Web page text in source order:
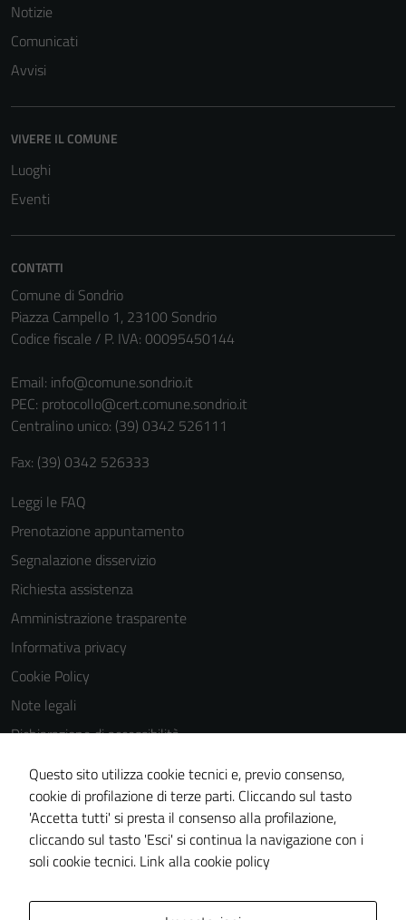
Notizie
Comunicati
Avvisi
VIVERE IL COMUNE
Luoghi
Eventi
CONTATTI
Comune di Sondrio
Piazza Campello 1, 23100 Sondrio
Codice fiscale / P. IVA: 00095450144
Email: info@comune.sondrio.it
PEC: protocollo@cert.comune.sondrio.it
Centralino unico: (39) 0342 526111
Fax: (39) 0342 526333
Leggi le FAQ
Prenotazione appuntamento
Segnalazione disservizio
Richiesta assistenza
Amministrazione trasparente
Informativa privacy
Cookie Policy
Note legali
Dichiarazione di accessibilità
Dichiarazione di accessibilità Servizi
Whistleblowing
Piano di miglioramento del sito
Area riservata
Questo sito utilizza cookie tecnici e, previo consenso,
cookie di profilazione di terze parti. Cliccando sul tasto
'Accetta tutti' si presta il consenso alla profilazione,
cliccando sul tasto 'Esci' si continua la navigazione con i
soli cookie tecnici. Link alla cookie policy